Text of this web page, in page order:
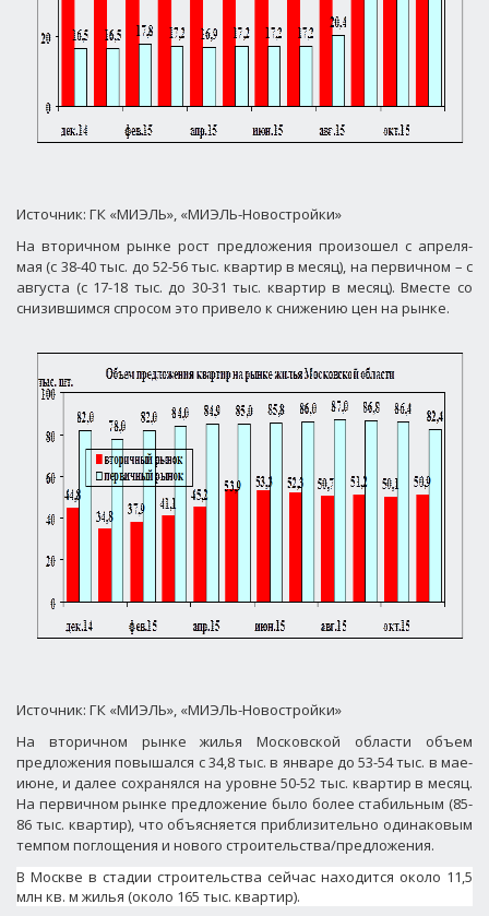
Источник: ГК «МИЭЛЬ», «МИЭЛЬ-Новостройки»
На вторичном рынке рост предложения произошел с апреля-
мая (с 38-40 тыс. до 52-56 тыс. квартир в месяц), на первичном – с
августа (с 17-18 тыс. до 30-31 тыс. квартир в месяц). Вместе со
снизившимся спросом это привело к снижению цен на рынке.
Источник: ГК «МИЭЛЬ», «МИЭЛЬ-Новостройки»
На вторичном рынке жилья Московской области объем
предложения повышался с 34,8 тыс. в январе до 53-54 тыс. в мае-
июне, и далее сохранялся на уровне 50-52 тыс. квартир в месяц.
На первичном рынке предложение было более стабильным (85-
86 тыс. квартир), что объясняется приблизительно одинаковым
темпом поглощения и нового строительства/предложения.
В Москве в стадии строительства сейчас находится около 11,5
млн кв. м жилья (около 165 тыс. квартир).